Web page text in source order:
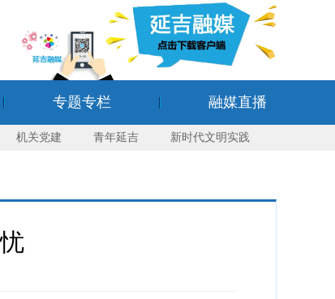
专题专栏 融媒直播
机关党建 青年延吉 新时代文明实践